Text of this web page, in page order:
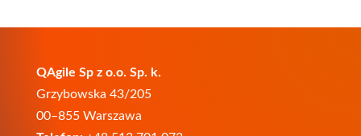
QAgile Sp z o.o. Sp. k.
Grzybowska 43/205
00–855 Warszawa